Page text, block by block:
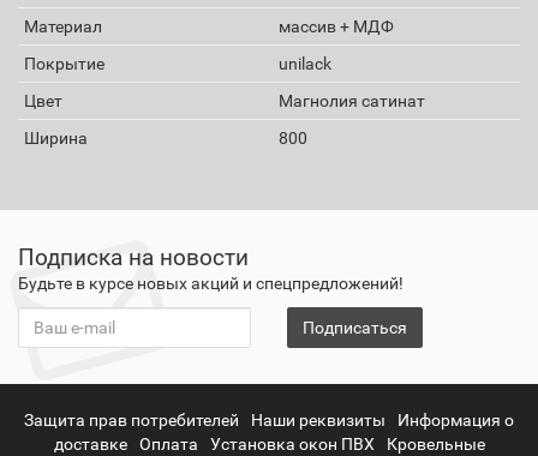
Материал
массив + МДФ
Покрытие
unilack
Цвет
Магнолия сатинат
Ширина
800
Подписка на новости
Будьте в курсе новых акций и спецпредложений!
Подписаться
Защита прав потребителей Наши реквизиты
Информация о
доставке
Оплата Установка окон ПВХ
Кровельные